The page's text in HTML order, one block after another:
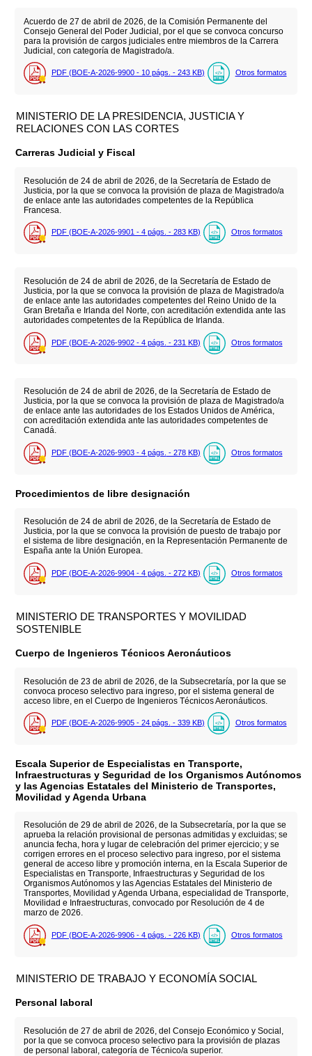
Acuerdo de 27 de abril de 2026, de la Comisión Permanente del
Consejo General del Poder Judicial, por el que se convoca concurso
para la provisión de cargos judiciales entre miembros de la Carrera
Judicial, con categoría de Magistrado/a.
PDF (BOE-A-2026-9900 - 10 págs. - 243 KB) Otros formatos
MINISTERIO DE LA PRESIDENCIA, JUSTICIA Y
RELACIONES CON LAS CORTES
Carreras Judicial y Fiscal
Resolución de 24 de abril de 2026, de la Secretaría de Estado de
Justicia, por la que se convoca la provisión de plaza de Magistrado/a
de enlace ante las autoridades competentes de la República
Francesa.
PDF (BOE-A-2026-9901 - 4 págs. - 283 KB) Otros formatos
Resolución de 24 de abril de 2026, de la Secretaría de Estado de
Justicia, por la que se convoca la provisión de plaza de Magistrado/a
de enlace ante las autoridades competentes del Reino Unido de la
Gran Bretaña e Irlanda del Norte, con acreditación extendida ante las
autoridades competentes de la República de Irlanda.
PDF (BOE-A-2026-9902 - 4 págs. - 231 KB) Otros formatos
Resolución de 24 de abril de 2026, de la Secretaría de Estado de
Justicia, por la que se convoca la provisión de plaza de Magistrado/a
de enlace ante las autoridades de los Estados Unidos de América,
con acreditación extendida ante las autoridades competentes de
Canadá.
PDF (BOE-A-2026-9903 - 4 págs. - 278 KB) Otros formatos
Procedimientos de libre designación
Resolución de 24 de abril de 2026, de la Secretaría de Estado de
Justicia, por la que se convoca la provisión de puesto de trabajo por
el sistema de libre designación, en la Representación Permanente de
España ante la Unión Europea.
PDF (BOE-A-2026-9904 - 4 págs. - 272 KB) Otros formatos
MINISTERIO DE TRANSPORTES Y MOVILIDAD
SOSTENIBLE
Cuerpo de Ingenieros Técnicos Aeronáuticos
Resolución de 23 de abril de 2026, de la Subsecretaría, por la que se
convoca proceso selectivo para ingreso, por el sistema general de
acceso libre, en el Cuerpo de Ingenieros Técnicos Aeronáuticos.
PDF (BOE-A-2026-9905 - 24 págs. - 339 KB) Otros formatos
Escala Superior de Especialistas en Transporte,
Infraestructuras y Seguridad de los Organismos Autónomos
y las Agencias Estatales del Ministerio de Transportes,
Movilidad y Agenda Urbana
Resolución de 29 de abril de 2026, de la Subsecretaría, por la que se
aprueba la relación provisional de personas admitidas y excluidas; se
anuncia fecha, hora y lugar de celebración del primer ejercicio; y se
corrigen errores en el proceso selectivo para ingreso, por el sistema
general de acceso libre y promoción interna, en la Escala Superior de
Especialistas en Transporte, Infraestructuras y Seguridad de los
Organismos Autónomos y las Agencias Estatales del Ministerio de
Transportes, Movilidad y Agenda Urbana, especialidad de Transporte,
Movilidad e Infraestructuras, convocado por Resolución de 4 de
marzo de 2026.
PDF (BOE-A-2026-9906 - 4 págs. - 226 KB) Otros formatos
MINISTERIO DE TRABAJO Y ECONOMÍA SOCIAL
Personal laboral
Resolución de 27 de abril de 2026, del Consejo Económico y Social,
por la que se convoca proceso selectivo para la provisión de plazas
de personal laboral, categoría de Técnico/a superior.